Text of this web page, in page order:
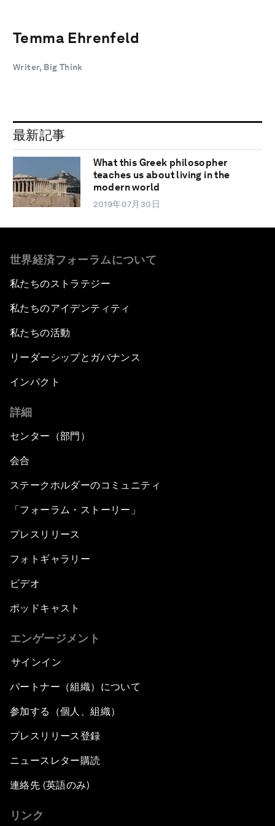
Temma Ehrenfeld
Writer, Big Think
最新記事
What this Greek philosopher
teaches us about living in the
modern world
2019年07月30日
世界経済フォーラムについて
私たちのストラテジー
私たちのアイデンティティ
私たちの活動
リーダーシップとガバナンス
インパクト
詳細
センター（部門）
会合
ステークホルダーのコミュニティ
「フォーラム・ストーリー」
プレスリリース
フォトギャラリー
ビデオ
ポッドキャスト
エンゲージメント
サインイン
パートナー（組織）について
参加する（個人、組織）
プレスリリース登録
ニュースレター購読
連絡先 (英語のみ)
リンク